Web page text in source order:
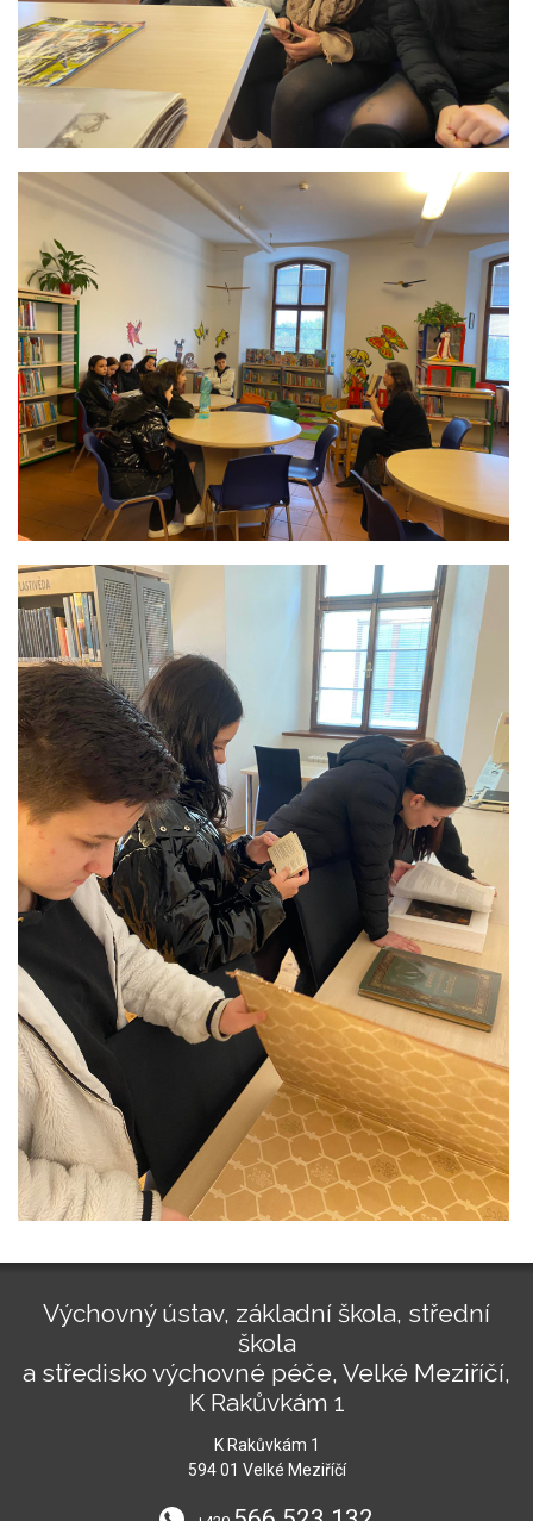
Výchovný ústav, základní škola, střední
škola
a středisko výchovné péče, Velké Meziříčí,
K Rakůvkám 1
K Rakůvkám 1
594 01 Velké Meziříčí